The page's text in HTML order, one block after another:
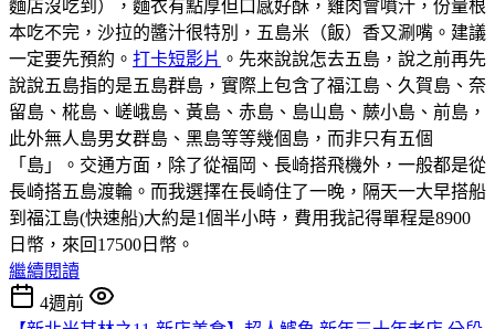
麵店沒吃到），麵衣有點厚但口感好酥，雞肉會噴汁，份量根
本吃不完，沙拉的醬汁很特別，五島米（飯）香又涮嘴。建議
一定要先預約。 打卡短影片 。先來說說怎去五島，說之前再先
說說五島指的是五島群島，實際上包含了福江島、久賀島、奈
留島、椛島、嵯峨島、黃島、赤島、島山島、蕨小島、前島，
此外無人島男女群島、黑島等等幾個島，而非只有五個
「島」。交通方面，除了從福岡、長崎搭飛機外，一般都是從
長崎搭五島渡輪。而我選擇在長崎住了一晚，隔天一大早搭船
到福江島(快速船)大約是1個半小時，費用我記得單程是8900
日幣，來回17500日幣。
繼續閱讀
4週前